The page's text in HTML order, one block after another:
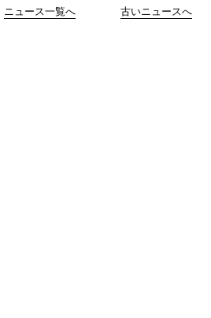
ニュース一覧へ 古いニュースへ